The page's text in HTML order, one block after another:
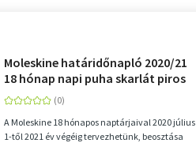
Moleskine határidőnapló 2020/21
18 hónap napi puha skarlát piros
"L"
A Moleskine 18 hónapos naptárjaival 2020 július
1-től 2021 év végéig tervezhetünk, beosztása